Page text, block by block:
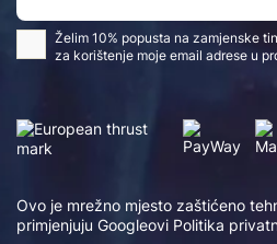
Ovo je mrežno mjesto zaštićeno
primjenjuju Googleovi Politika
Želim 10% popusta na zamjenske
za korištenje moje email adrese u